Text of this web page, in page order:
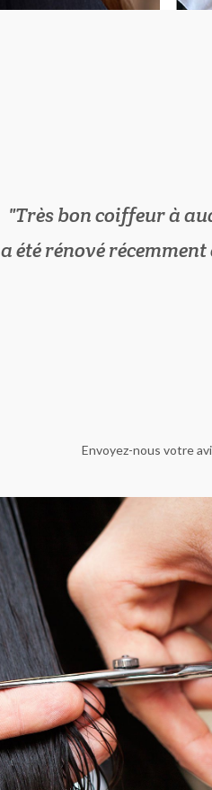
Très bon coiffeur à
a été rénové
Envoyez-nous votre